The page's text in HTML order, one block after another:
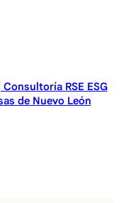
RSE ESG
de Nuevo León